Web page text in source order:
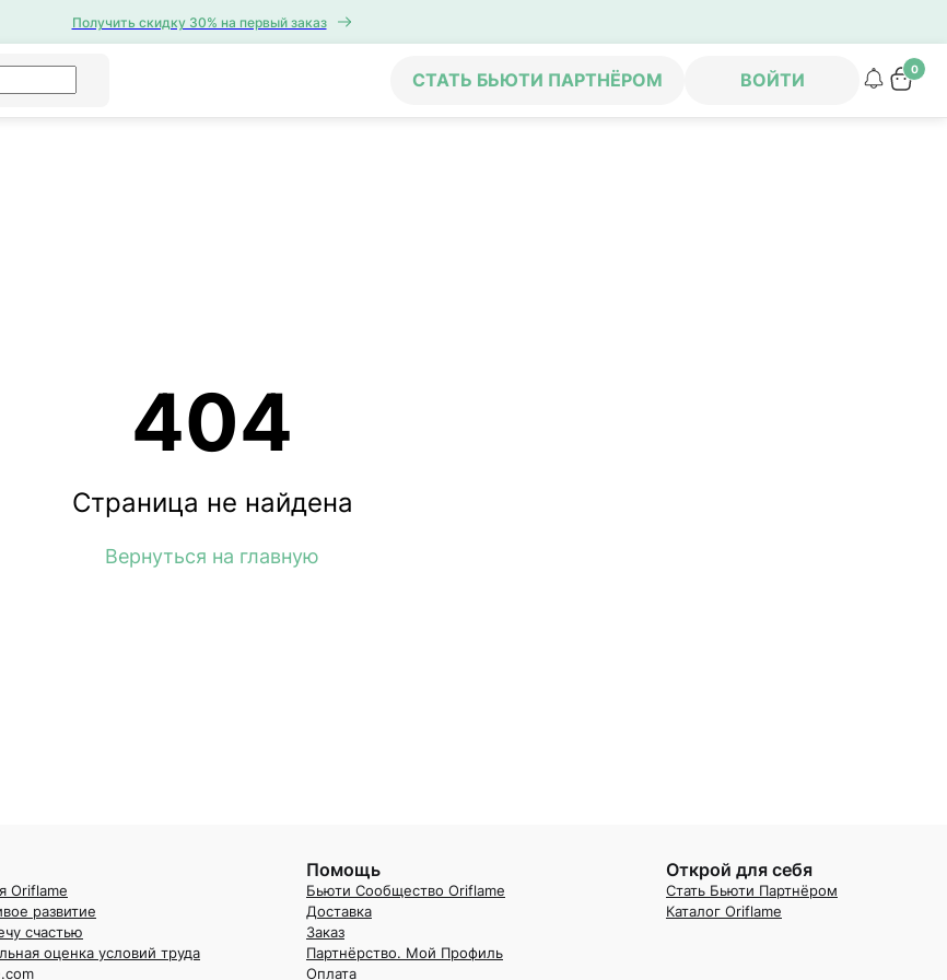
Получить скидку 30% на первый заказ
СТАТЬ БЬЮТИ ПАРТНЁРОМ ВОЙТИ 0
404
Страница не найдена
Вернуться на главную
Oriflame
развитие
счастью
оценка условий труда
Помощь
Бьюти Сообщество Oriflame
Доставка
Заказ
Партнёрство. Мой Профиль
Оплата
Открой для себя
Стать Бьюти Партнёром
Каталог Oriflame